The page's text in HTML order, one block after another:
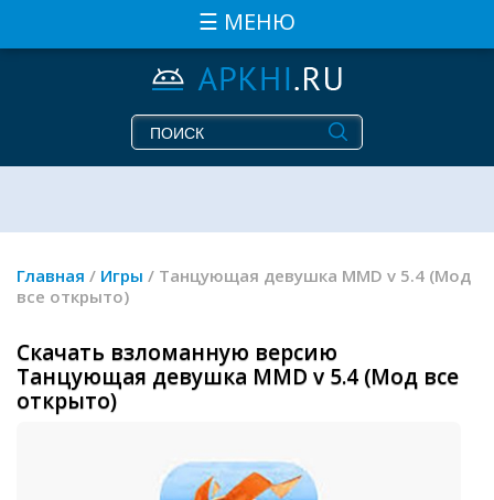
☰ МЕНЮ
Главная / Игры / Танцующая девушка MMD v 5.4 (Мод
все открыто)
Скачать взломанную версию
Танцующая девушка MMD v 5.4 (Мод все
открыто)